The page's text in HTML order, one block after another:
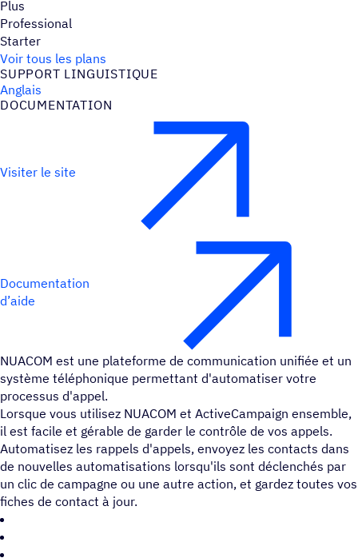
Plus
Professional
Starter
Voir tous les plans
SUPPORT LINGUIS­TIQUE
Anglais
DOCU­MEN­TA­TION
Visiter le site
Documentation
d’aide
NUACOM est une plateforme de communication unifiée et un
système téléphonique permettant d'automatiser votre
processus d'appel.
Lorsque vous utilisez NUACOM et ActiveCampaign ensemble,
il est facile et gérable de garder le contrôle de vos appels.
Automatisez les rappels d'appels, envoyez les contacts dans
de nouvelles automatisations lorsqu'ils sont déclenchés par
un clic de campagne ou une autre action, et gardez toutes vos
fiches de contact à jour.